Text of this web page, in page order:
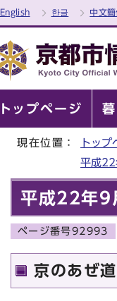
English 한글 中文簡
トップページ
現在位置： トップ
平成22
平成22年9
ページ番号92993
京のあぜ